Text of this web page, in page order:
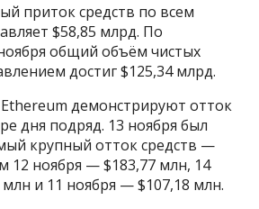
приток средств по всем
$58,85 млрд. По
общий объём чистых
достиг $125,34 млрд.
демонстрируют отток
дня подряд. 13 ноября был
крупный отток средств —
12 ноября — $183,77 млн, 14
и 11 ноября — $107,18 млн.